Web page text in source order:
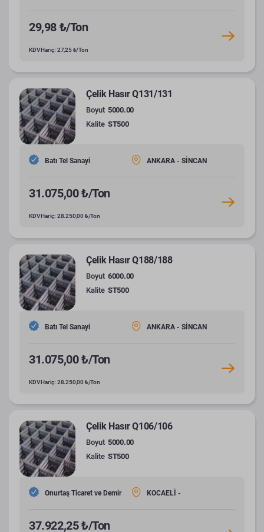
29,98 ₺/Ton
KDV Hariç: 27,25 ₺/Ton
Çelik Hasır Q131/131
Boyut 5000.00
Kalite ST500
Batı Tel Sanayi ANKARA - SİNCAN
31.075,00 ₺/Ton
KDV Hariç: 28.250,00 ₺/Ton
Çelik Hasır Q188/188
Boyut 6000.00
Kalite ST500
Batı Tel Sanayi ANKARA - SİNCAN
31.075,00 ₺/Ton
KDV Hariç: 28.250,00 ₺/Ton
Çelik Hasır Q106/106
Boyut 5000.00
Kalite ST500
Onurtaş Ticaret ve Demir KOCAELİ -
37.922,25 ₺/Ton